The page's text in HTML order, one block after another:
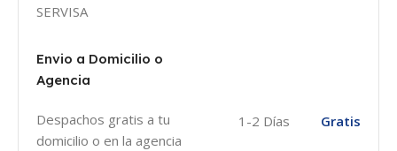
SERVISA
Envio a Domicilio o
Agencia
Despachos gratis a tu
domicilio o en la agencia
1-2 Días Gratis